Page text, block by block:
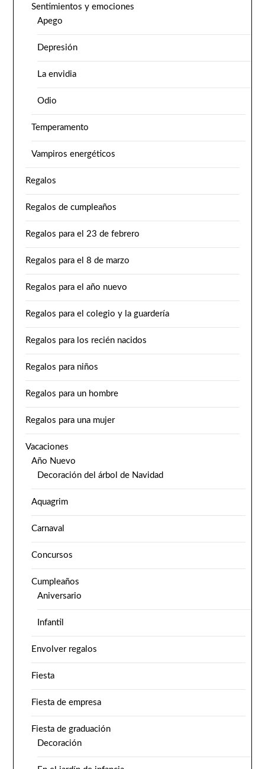
Sentimientos y emociones
Apego
Depresión
La envidia
Odio
Temperamento
Vampiros energéticos
Regalos
Regalos de cumpleaños
Regalos para el 23 de febrero
Regalos para el 8 de marzo
Regalos para el año nuevo
Regalos para el colegio y la guardería
Regalos para los recién nacidos
Regalos para niños
Regalos para un hombre
Regalos para una mujer
Vacaciones
Año Nuevo
Decoración del árbol de Navidad
Aquagrim
Carnaval
Concursos
Cumpleaños
Aniversario
Infantil
Envolver regalos
Fiesta
Fiesta de empresa
Fiesta de graduación
Decoración